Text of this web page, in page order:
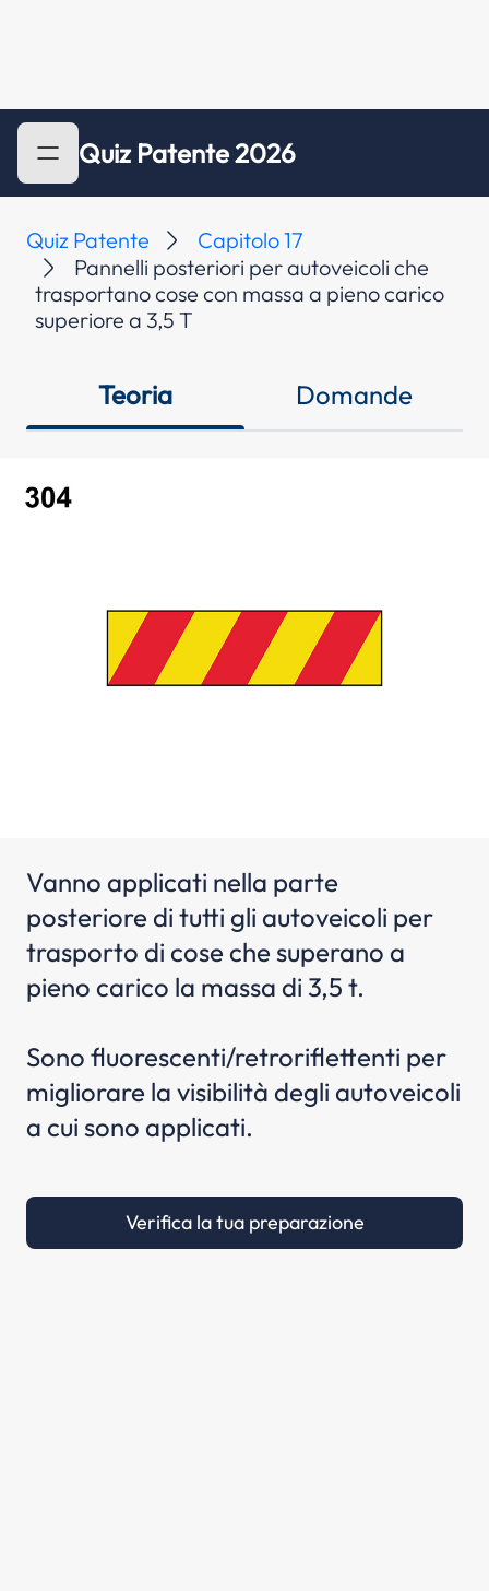
Quiz Patente 2026
Quiz Patente
Capitolo 17
Pannelli posteriori per autoveicoli che
trasportano cose con massa a pieno carico
superiore a 3,5 T
Teoria Domande
Vanno applicati nella parte
posteriore di tutti gli autoveicoli per
trasporto di cose che superano a
pieno carico la massa di 3,5 t.
Sono fluorescenti/retroriflettenti per
migliorare la visibilità degli autoveicoli
a cui sono applicati.
Verifica la tua preparazione